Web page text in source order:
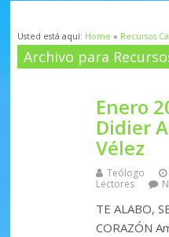
Usted está aquí: Home » Recursos
Archivo para
Enero
Didier
Vélez
Teólogo
Lectores
TE ALABO,
CORAZÓN